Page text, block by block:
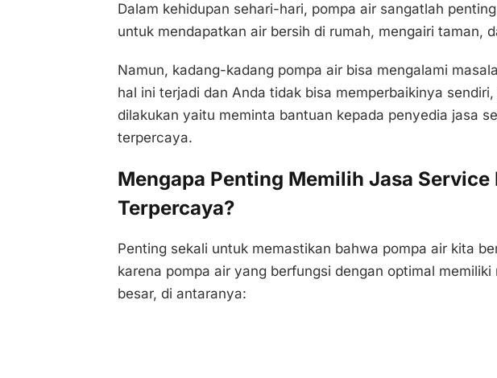
Dalam kehidupan sehari-hari, pompa air sangatlah
untuk mendapatkan air bersih di rumah, mengairi taman,
Namun, kadang-kadang pompa air bisa mengalami
hal ini terjadi dan Anda tidak bisa memperbaikinya
dilakukan yaitu meminta bantuan kepada penyedia jasa
terpercaya.
Mengapa Penting Memilih Jasa Service
Terpercaya?
Penting sekali untuk memastikan bahwa pompa air kita
karena pompa air yang berfungsi dengan optimal
besar, di antaranya: